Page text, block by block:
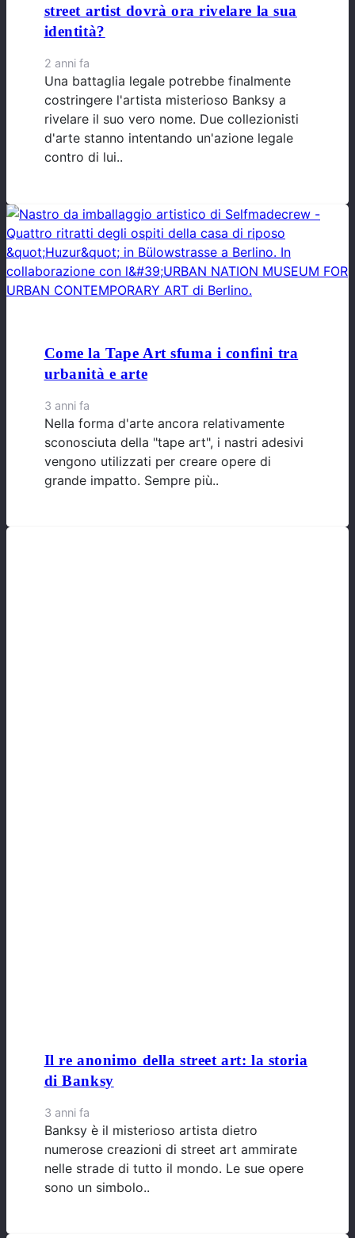
street artist dovrà ora rivelare la sua
identità?
2 anni fa
Una battaglia legale potrebbe finalmente
costringere l'artista misterioso Banksy a
rivelare il suo vero nome. Due collezionisti
d'arte stanno intentando un'azione legale
contro di lui..
Come la Tape Art sfuma i confini tra
urbanità e arte
3 anni fa
Nella forma d'arte ancora relativamente
sconosciuta della "tape art", i nastri adesivi
vengono utilizzati per creare opere di
grande impatto. Sempre più..
Il re anonimo della street art: la storia
di Banksy
3 anni fa
Banksy è il misterioso artista dietro
numerose creazioni di street art ammirate
nelle strade di tutto il mondo. Le sue opere
sono un simbolo..